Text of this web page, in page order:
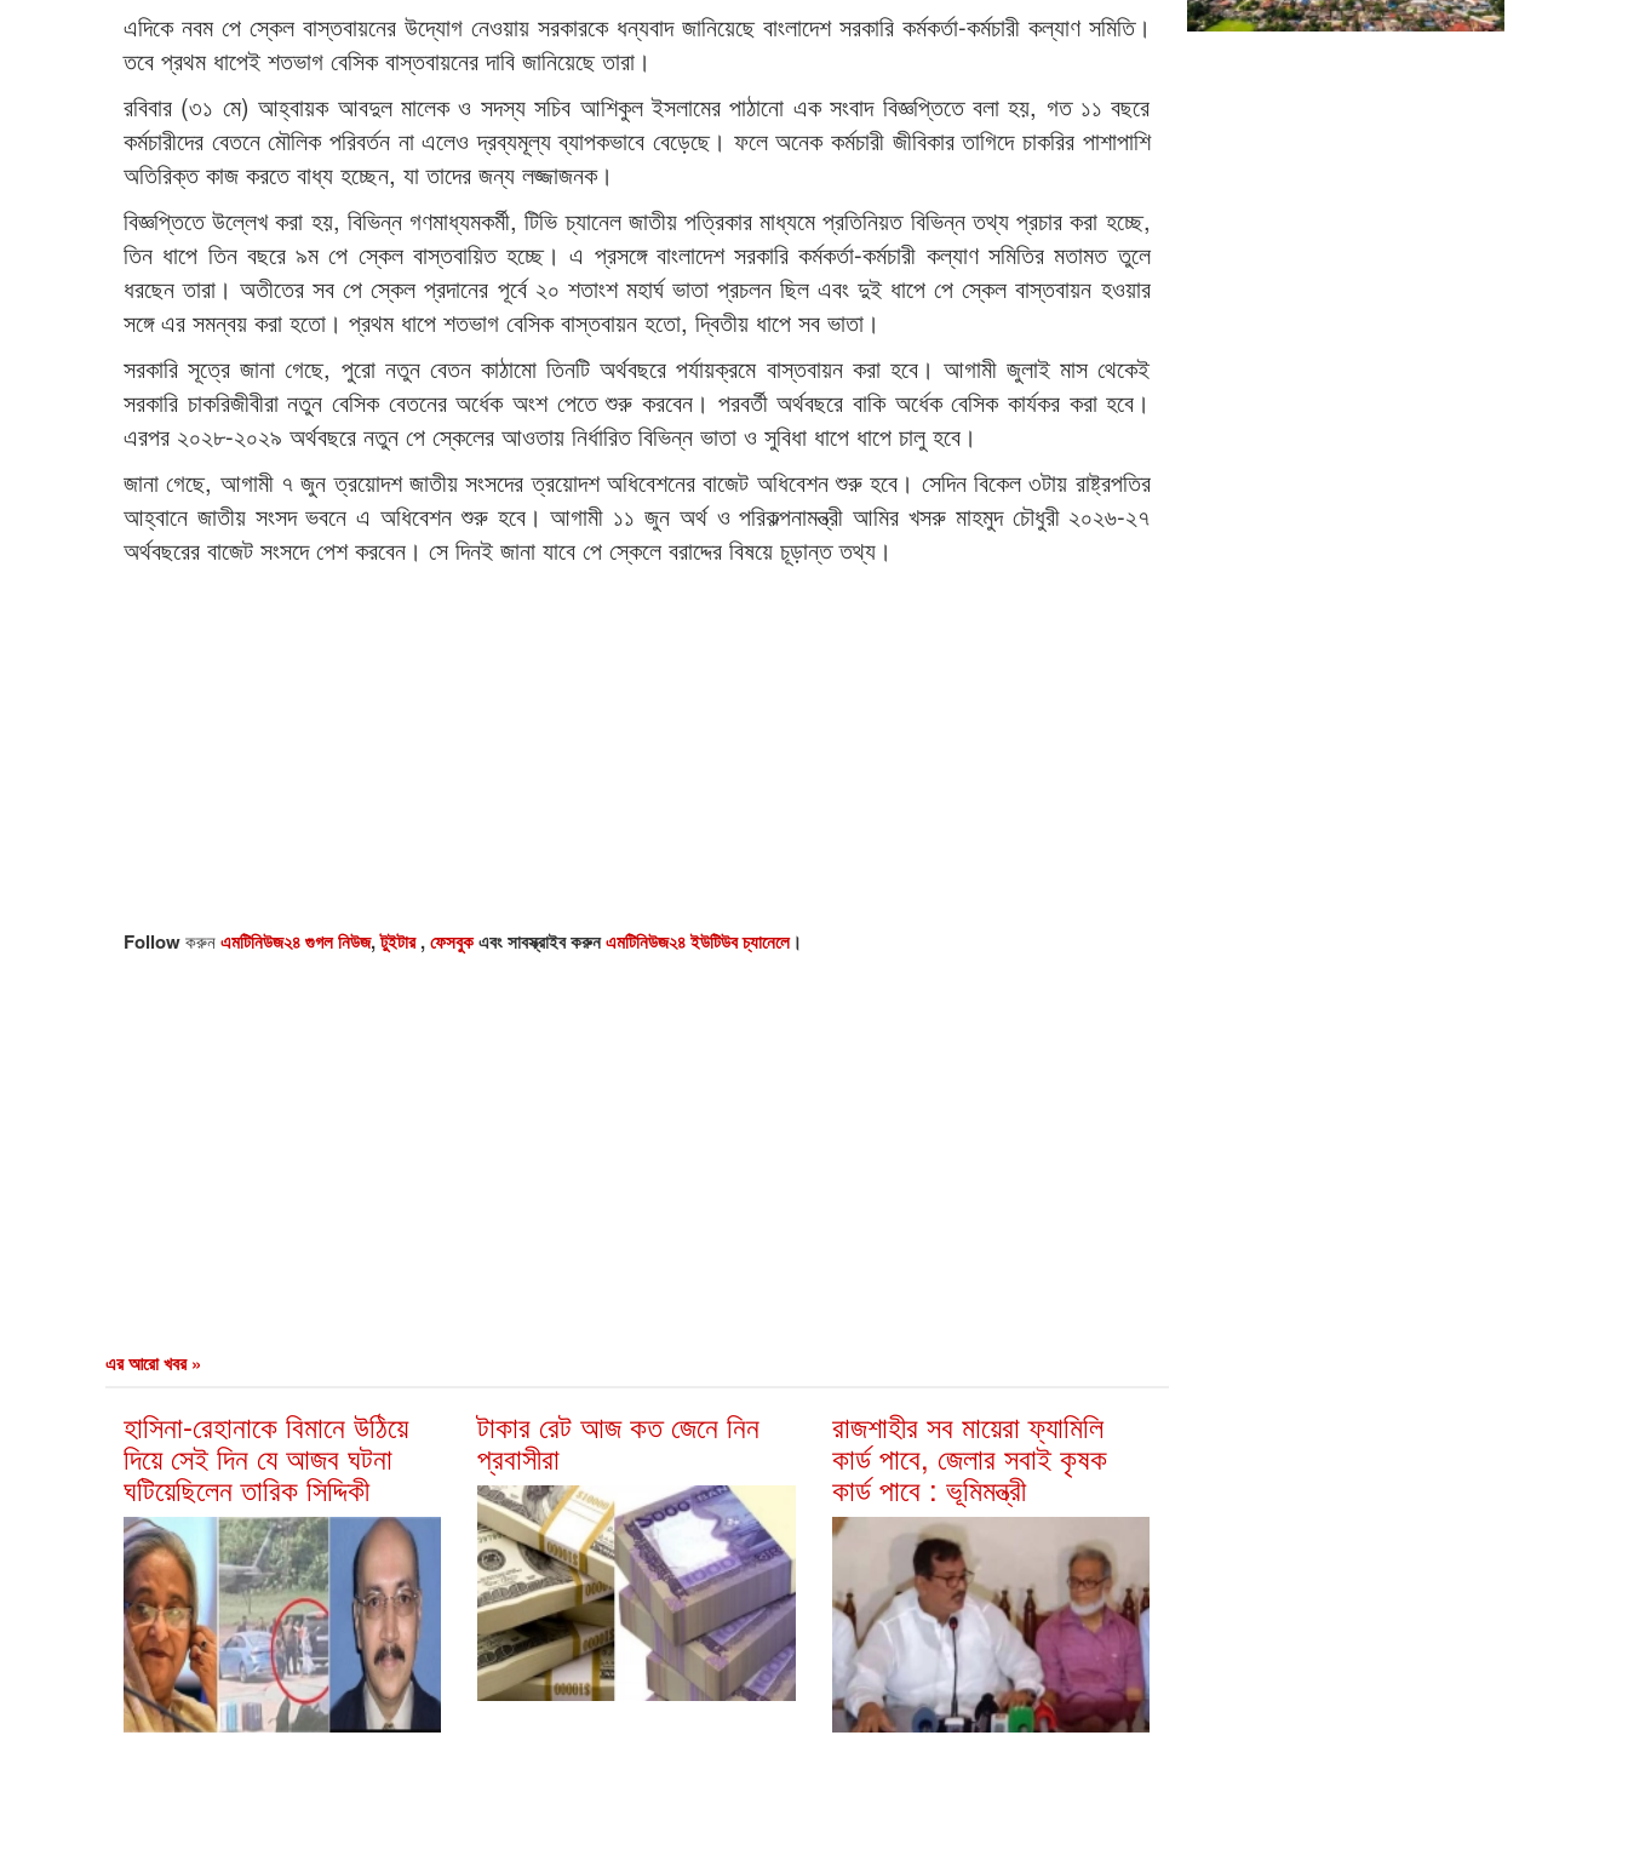
এদিকে নবম পে স্কেল বাস্তবায়নের উদ্যোগ নেওয়ায় সরকারকে ধন্যবাদ জানিয়েছে বাংলাদেশ সরকারি কর্মকর্তা-কর্মচারী কল্যাণ সমিতি।
তবে প্রথম ধাপেই শতভাগ বেসিক বাস্তবায়নের দাবি জানিয়েছে তারা।
রবিবার (৩১ মে) আহ্বায়ক আবদুল মালেক ও সদস্য সচিব আশিকুল ইসলামের পাঠানো এক সংবাদ বিজ্ঞপ্তিতে বলা হয়, গত ১১ বছরে
কর্মচারীদের বেতনে মৌলিক পরিবর্তন না এলেও দ্রব্যমূল্য ব্যাপকভাবে বেড়েছে। ফলে অনেক কর্মচারী জীবিকার তাগিদে চাকরির পাশাপাশি
অতিরিক্ত কাজ করতে বাধ্য হচ্ছেন, যা তাদের জন্য লজ্জাজনক।
বিজ্ঞপ্তিতে উল্লেখ করা হয়, বিভিন্ন গণমাধ্যমকর্মী, টিভি চ্যানেল জাতীয় পত্রিকার মাধ্যমে প্রতিনিয়ত বিভিন্ন তথ্য প্রচার করা হচ্ছে,
তিন ধাপে তিন বছরে ৯ম পে স্কেল বাস্তবায়িত হচ্ছে। এ প্রসঙ্গে বাংলাদেশ সরকারি কর্মকর্তা-কর্মচারী কল্যাণ সমিতির মতামত তুলে
ধরছেন তারা। অতীতের সব পে স্কেল প্রদানের পূর্বে ২০ শতাংশ মহার্ঘ ভাতা প্রচলন ছিল এবং দুই ধাপে পে স্কেল বাস্তবায়ন হওয়ার
সঙ্গে এর সমন্বয় করা হতো। প্রথম ধাপে শতভাগ বেসিক বাস্তবায়ন হতো, দ্বিতীয় ধাপে সব ভাতা।
সরকারি সূত্রে জানা গেছে, পুরো নতুন বেতন কাঠামো তিনটি অর্থবছরে পর্যায়ক্রমে বাস্তবায়ন করা হবে। আগামী জুলাই মাস থেকেই
সরকারি চাকরিজীবীরা নতুন বেসিক বেতনের অর্ধেক অংশ পেতে শুরু করবেন। পরবর্তী অর্থবছরে বাকি অর্ধেক বেসিক কার্যকর করা হবে।
এরপর ২০২৮-২০২৯ অর্থবছরে নতুন পে স্কেলের আওতায় নির্ধারিত বিভিন্ন ভাতা ও সুবিধা ধাপে ধাপে চালু হবে।
জানা গেছে, আগামী ৭ জুন ত্রয়োদশ জাতীয় সংসদের ত্রয়োদশ অধিবেশনের বাজেট অধিবেশন শুরু হবে। সেদিন বিকেল ৩টায় রাষ্ট্রপতির
আহ্বানে জাতীয় সংসদ ভবনে এ অধিবেশন শুরু হবে। আগামী ১১ জুন অর্থ ও পরিকল্পনামন্ত্রী আমির খসরু মাহমুদ চৌধুরী ২০২৬-২৭
অর্থবছরের বাজেট সংসদে পেশ করবেন। সে দিনই জানা যাবে পে স্কেলে বরাদ্দের বিষয়ে চূড়ান্ত তথ্য।
Followকরুনএমটিনিউজ২৪ গুগল নিউজ,টুইটার,ফেসবুকএবং সাবস্ক্রাইব করুনএমটিনিউজ২৪ ইউটিউব চ্যানেলে।
এর আরো খবর »
হাসিনা-রেহানাকে বিমানে উঠিয়ে
দিয়ে সেই দিন যে আজব ঘটনা
ঘটিয়েছিলেন তারিক সিদ্দিকী
টাকার রেট আজ কত জেনে নিন
প্রবাসীরা
রাজশাহীর সব মায়েরা ফ্যামিলি
কার্ড পাবে, জেলার সবাই কৃষক
কার্ড পাবে : ভূমিমন্ত্রী